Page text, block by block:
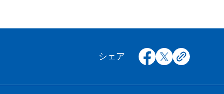
シェア facebook
x copy